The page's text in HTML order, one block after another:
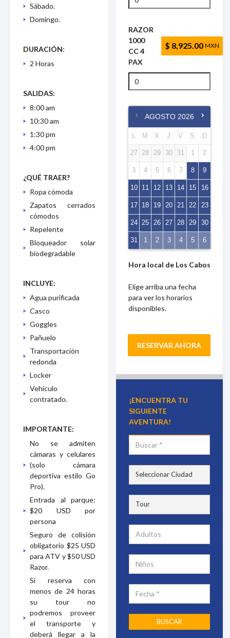
Sábado.
Domingo.
DURACIÓN:
2 Horas
SALIDAS:
8:00 am
10:30 am
1:30 pm
4:00 pm
¿QUÉ TRAER?
Ropa cómoda
Zapatos cerrados
cómodos
Repelente
Bloqueador solar
biodegradable
INCLUYE:
Agua purificada
Casco
Goggles
Pañuelo
Transportación
redonda
Locker
Vehículo
contratado.
IMPORTANTE:
No se admiten
cámaras y celulares
(solo cámara
deportiva estilo Go
Pro).
Entrada al parque:
$20 USD por
persona
Seguro de colisión
obligatorio $25 USD
para ATV y $50 USD
Razor.
Si reserva con
menos de 24 horas
su tour no
podremos proveer
el transporte y
deberá llegar a la
RAZOR
1000
CC 4
PAX
$ 8,925.00 MXN
AGOSTO 2026
M X J V S D
27 28 29 30 31 1 2
3 4 5 6 7 8 9
10 11 12 13 14 15 16
17 18 19 20 21 22 23
24 25 26 27 28 29 30
31 1 2 3 4 5 6
Hora local de Los Cabos
Elige arriba una fecha
para ver los horarios
disponibles.
RESERVAR AHORA
¡ENCUENTRA TU
SIGUIENTE
AVENTURA!